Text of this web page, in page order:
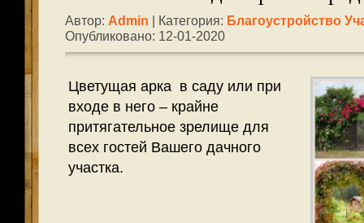
Автор: Admin | Категория: Благоустройство
Опубликовано: 12-01-2020
Цветущая арка в саду или при
входе в него – крайне
притягательное зрелище для
всех гостей Вашего дачного
участка.